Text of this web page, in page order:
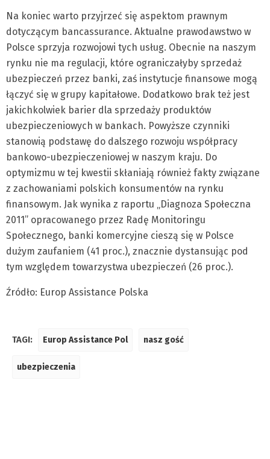
Na koniec warto przyjrzeć się aspektom prawnym
dotyczącym bancassurance. Aktualne prawodawstwo w
Polsce sprzyja rozwojowi tych usług. Obecnie na naszym
rynku nie ma regulacji, które ograniczałyby sprzedaż
ubezpieczeń przez banki, zaś instytucje finansowe mogą
łączyć się w grupy kapitałowe. Dodatkowo brak też jest
jakichkolwiek barier dla sprzedaży produktów
ubezpieczeniowych w bankach. Powyższe czynniki
stanowią podstawę do dalszego rozwoju współpracy
bankowo-ubezpieczeniowej w naszym kraju. Do
optymizmu w tej kwestii skłaniają również fakty związane
z zachowaniami polskich konsumentów na rynku
finansowym. Jak wynika z raportu „Diagnoza Społeczna
2011” opracowanego przez Radę Monitoringu
Społecznego, banki komercyjne cieszą się w Polsce
dużym zaufaniem (41 proc.), znacznie dystansując pod
tym względem towarzystwa ubezpieczeń (26 proc.).
Źródło: Europ Assistance Polska
TAGI: Europ Assistance Pol nasz gość
ubezpieczenia